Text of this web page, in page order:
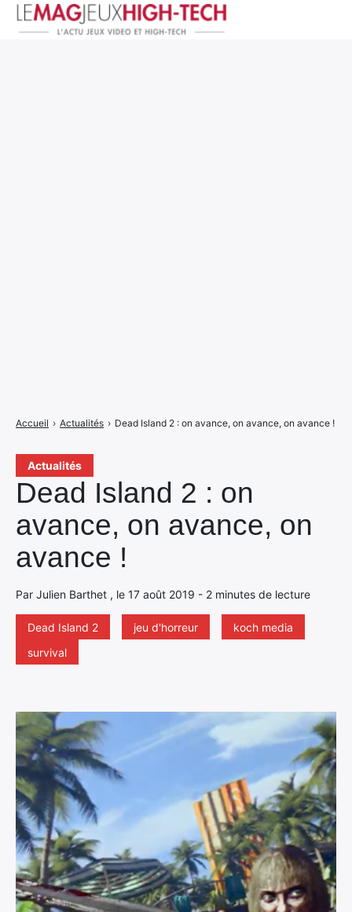
Actualités
Dead Island 2 : on
avance, on avance, on
avance !
Par Julien Barthet , le 17 août 2019 - 2 minutes de lecture
Dead Island 2 jeu d'horreur
koch media
survival
Accueil › Actualités › Dead Island 2 : on avance, on avance, on avance !